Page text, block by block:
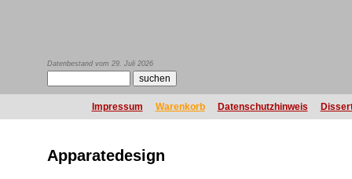
Datenbestand vom 29. Juli 2026
Impressum Warenkorb Datenschutzhinweis
Apparatedesign